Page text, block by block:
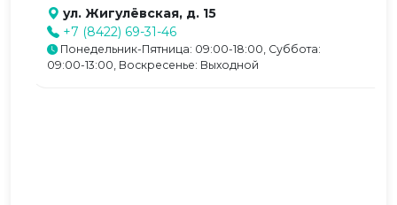
ул. Жигулёвская, д. 15
+7 (8422) 69-31-46
Понедельник-Пятница: 09:00-18:00, Суббота:
09:00-13:00, Воскресенье: Выходной